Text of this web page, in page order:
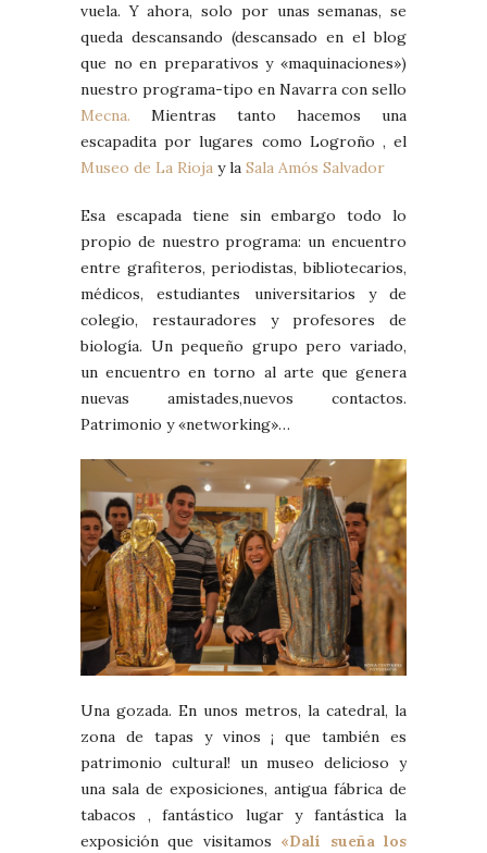
vuela. Y ahora, solo por unas semanas, se
queda descansando (descansado en el blog
que no en preparativos y «maquinaciones»)
nuestro programa-tipo en Navarra con sello
Mecna. Mientras tanto hacemos una
escapadita por lugares como Logroño , el
Museo de La Rioja y la Sala Amós Salvador
Esa escapada tiene sin embargo todo lo
propio de nuestro programa: un encuentro
entre grafiteros, periodistas, bibliotecarios,
médicos, estudiantes universitarios y de
colegio, restauradores y profesores de
biología. Un pequeño grupo pero variado,
un encuentro en torno al arte que genera
nuevas amistades,nuevos contactos.
Patrimonio y «networking»…
Una gozada. En unos metros, la catedral, la
zona de tapas y vinos ¡ que también es
patrimonio cultural! un museo delicioso y
una sala de exposiciones, antigua fábrica de
tabacos , fantástico lugar y fantástica la
exposición que visitamos «Dalí sueña los